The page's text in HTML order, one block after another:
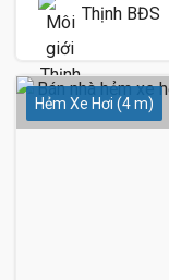
Thịnh BĐS
Hẻm Xe Hơi (4 m)